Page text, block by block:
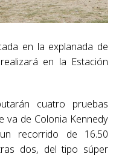
en la explanada de
en la Estación
cuatro pruebas
va de Colonia Kennedy
recorrido de 16.50
dos, del tipo súper